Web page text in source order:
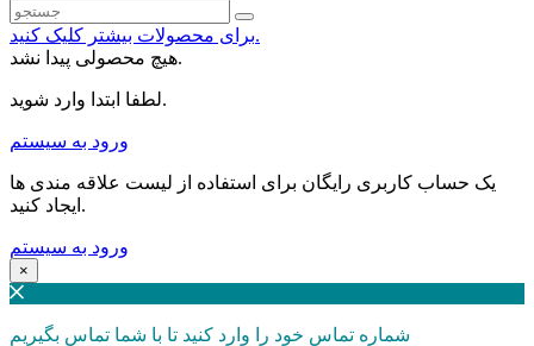
برای محصولات بیشتر کلیک کنید.
هیچ محصولی پیدا نشد.
لطفا ابتدا وارد شوید.
ورود به سیستم
یک حساب کاربری رایگان برای استفاده از لیست علاقه مندی ها
ایجاد کنید.
ورود به سیستم
×
شماره تماس خود را وارد کنید تا با شما تماس بگیریم